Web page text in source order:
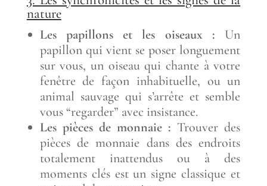
nature
Les papillons et les oiseaux : Un
papillon qui vient se poser longuement
sur vous, un oiseau qui chante à votre
fenêtre de façon inhabituelle, ou un
animal sauvage qui s’arrête et semble
vous “regarder” avec insistance.
Les pièces de monnaie : Trouver des
pièces de monnaie dans des endroits
totalement inattendus ou à des
moments clés est un signe classique et